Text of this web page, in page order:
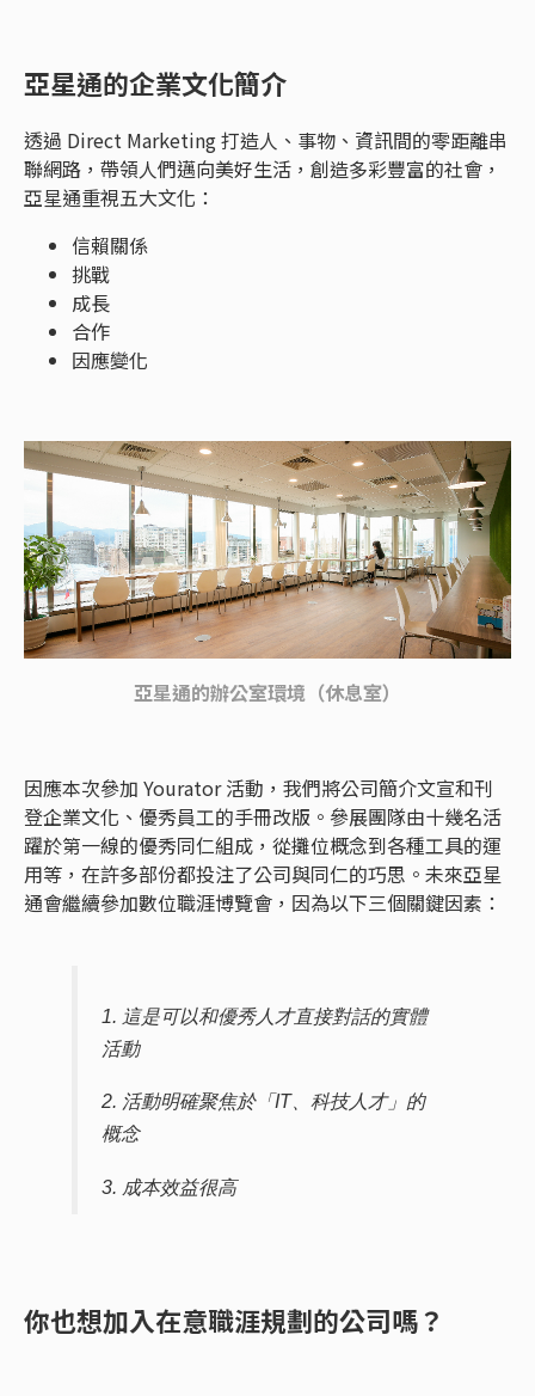
亞星通的企業文化簡介
透過 Direct Marketing 打造人、事物、資訊間的零距離串
聯網路，帶領人們邁向美好生活，創造多彩豐富的社會，
亞星通重視五大文化：
信賴關係
挑戰
成長
合作
因應變化
亞星通的辦公室環境（休息室）
因應本次參加 Yourator 活動，我們將公司簡介文宣和刊
登企業文化、優秀員工的手冊改版。參展團隊由十幾名活
躍於第一線的優秀同仁組成，從攤位概念到各種工具的運
用等，在許多部份都投注了公司與同仁的巧思。未來亞星
通會繼續參加數位職涯博覽會，因為以下三個關鍵因素：
1. 這是可以和優秀人才直接對話的實體
活動
2. 活動明確聚焦於「IT、科技人才」的
概念
3. 成本效益很高
你也想加入在意職涯規劃的公司嗎？